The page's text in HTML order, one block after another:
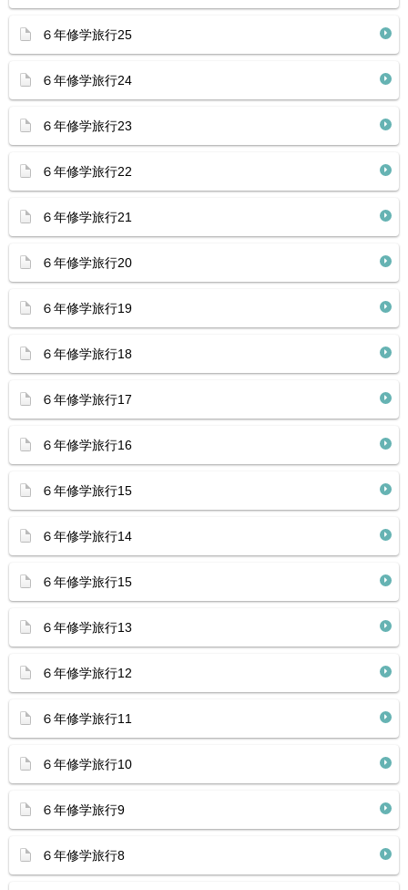
６年修学旅行25
６年修学旅行24
６年修学旅行23
６年修学旅行22
６年修学旅行21
６年修学旅行20
６年修学旅行19
６年修学旅行18
６年修学旅行17
６年修学旅行16
６年修学旅行15
６年修学旅行14
６年修学旅行15
６年修学旅行13
６年修学旅行12
６年修学旅行11
６年修学旅行10
６年修学旅行9
６年修学旅行8